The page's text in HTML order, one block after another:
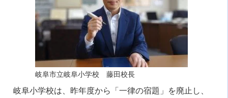
岐阜市立岐阜小学校 藤田校長
岐阜小学校は、昨年度から「一律の宿題」を廃止し、